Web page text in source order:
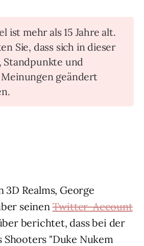
ist mehr als 15 Jahre alt.
Sie, dass sich in dieser
Standpunkte und
geändert
3D Realms, George
seinenTwitter-Account
berichtet, dass bei der
Shooters "Duke Nukem